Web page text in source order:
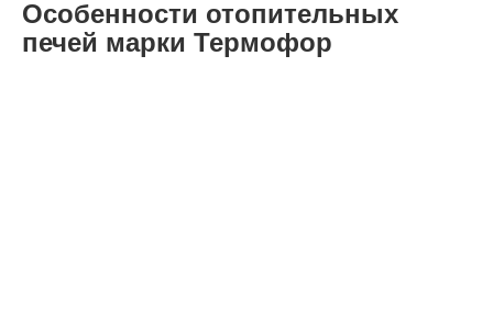
Особенности отопительных
печей марки Термофор